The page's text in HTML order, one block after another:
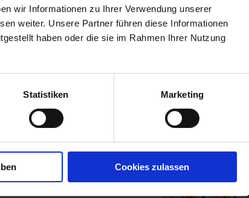
wir Informationen zu Ihrer Verwendung unserer
weiter. Unsere Partner führen diese Informationen
haben oder die sie im Rahmen Ihrer Nutzung
Statistiken Marketing
Cookies zulassen
DEUTSCHLAND